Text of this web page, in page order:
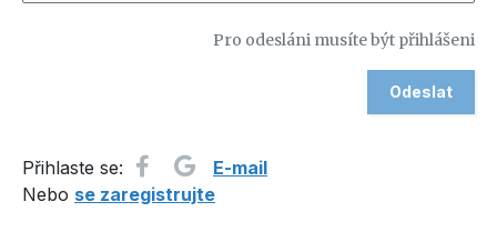
Pro odesláni musíte být přihlášeni
Přihlaste se:
E-mail
Nebo se zaregistrujte